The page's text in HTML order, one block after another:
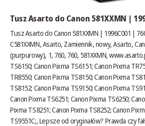
Tusz Asarto do Canon 581XXMN |
Tusz Asarto do Canon 581XXMN | 1996C001 |
C581XXMN, Asarto, Zamiennik, nowy, Asarto,
(purpurowy), 1, 760, 760, 581XXMN,
TS6150; Canon Pixma TS6151; Canon Pixma
TR8550; Canon Pixma TS8150; Canon Pixma
TS8152; Canon Pixma TS9150; Canon Pixma
Canon Pixma TS6251; Canon Pixma TS6250;
Pixma TS8251; Canon Pixma TS8252; Canon
TS9551C;,Lepsze od oryginałów? Prawda czy